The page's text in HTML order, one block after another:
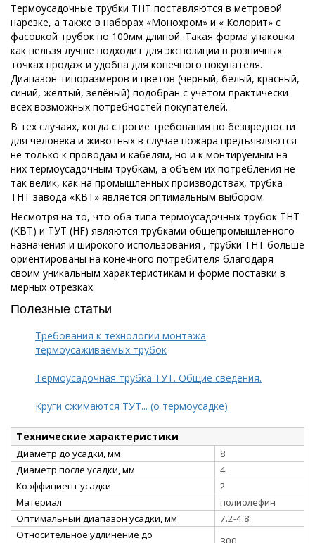
Термоусадочные трубки ТНТ поставляются в метровой
нарезке, а также в наборах «Монохром» и « Колорит» с
фасовкой трубок по 100мм длиной. Такая форма упаковки
как нельзя лучше подходит для экспозиции в розничных
точках продаж и удобна для конечного покупателя.
Диапазон типоразмеров и цветов (черный, белый, красный,
синий, желтый, зелёный) подобран с учетом практически
всех возможных потребностей покупателей.
В тех случаях, когда строгие требования по безвредности
для человека и животных в случае пожара предъявляются
не только к проводам и кабелям, но и к монтируемым на
них термоусадочным трубкам, а объем их потребления не
так велик, как на промышленных производствах, трубка
ТНТ завода «КВТ» является оптимальным выбором.
Несмотря на то, что оба типа термоусадочных трубок ТНТ
(КВТ) и ТУТ (HF) являются трубками общепромышленного
назначения и широкого использования , трубки ТНТ больше
ориентированы на конечного потребителя благодаря
своим уникальным характеристикам и форме поставки в
мерных отрезках.
Полезные статьи
Требования к технологии монтажа
термоусаживаемых трубок
Термоусадочная трубка ТУТ. Общие сведения.
Круги сжимаются ТУТ... (о термоусадке)
Технические характеристики
Диаметр до усадки, мм
8
Диаметр после усадки, мм
4
Коэффициент усадки
2
Материал
полиолефин
Оптимальный диапазон усадки, мм
7.2-4.8
Относительное удлинение до